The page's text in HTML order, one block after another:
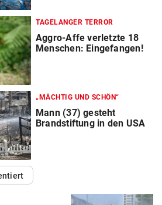
TAGELANGER TERROR
Aggro-Affe verletzte 18
Menschen: Eingefangen!
„MÄCHTIG UND SCHÖN“
Mann (37) gesteht
Brandstiftung in den USA